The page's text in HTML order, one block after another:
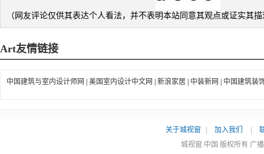
（网友评论仅供其表达个人看法，并不表明本站同意其观点或证实其
Art友情链接
中国建筑与室内设计师网 美国室内设计中文网 新浪家居 中装新网 中国建筑装
关于城视窗 加入我们
城视窗.中国 版权所有 广